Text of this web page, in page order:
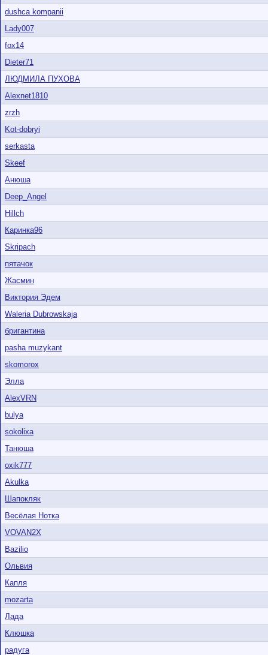
dushca kompanii
Lady007
fox14
Dieter71
ЛЮДМИЛА ПУХОВА
Alexnet1810
zrzh
Kot-dobryi
serkasta
Skeef
Анюша
Deep_Angel
Hillch
Каринка96
Skripach
пятачок
Жасмин
Виктория Эдем
Waleria Dubrowskaja
бригантина
pasha muzykant
skomorox
Элла
AlexVRN
bulya
sokolixa
Танюша
oxik777
Akulka
Шапокляк
Весёлая Нотка
VOVAN2X
Bazilio
Ольвия
Капля
mozarta
Лада
Клюшка
радуга